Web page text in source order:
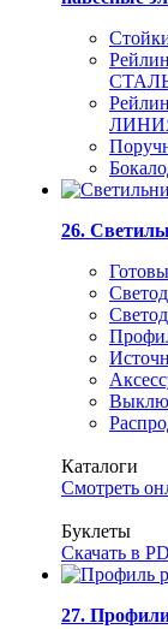
26.
Каталоги
Смотреть
Буклеты
Скачать в
27.